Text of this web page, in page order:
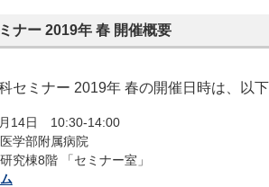
ナー 2019年 春 開催概要
セミナー 2019年 春の開催日時は、以下
14日 10:30-14:00
学部附属病院
8階 「セミナー室」